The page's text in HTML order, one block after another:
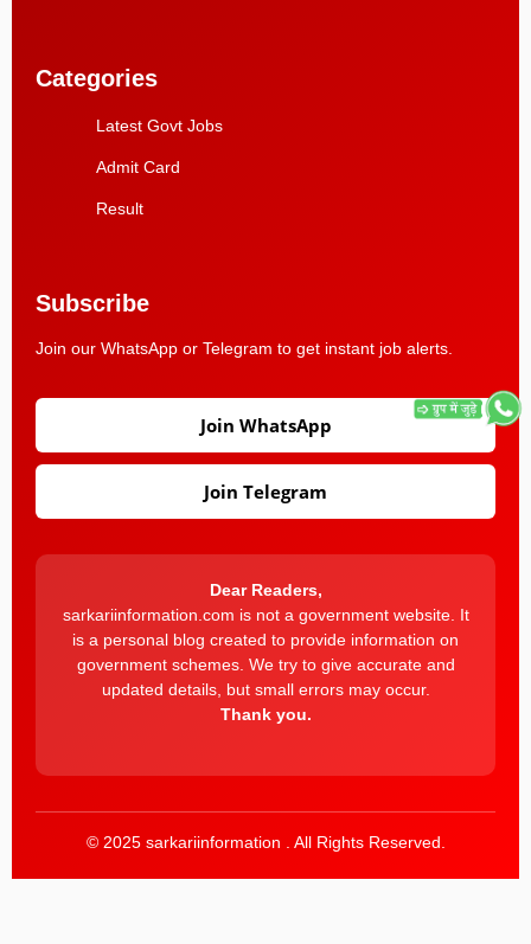
Categories
Latest Govt Jobs
Admit Card
Result
Subscribe
Join our WhatsApp or Telegram to get instant job alerts.
Join WhatsApp
Join Telegram
Dear Readers,
sarkariinformation.com is not a government website. It
is a personal blog created to provide information on
government schemes. We try to give accurate and
updated details, but small errors may occur.
Thank you.
© 2025 sarkariinformation . All Rights Reserved.